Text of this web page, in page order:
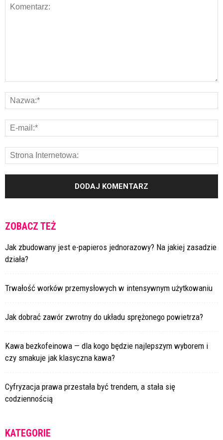
ZOBACZ TEŻ
Jak zbudowany jest e-papieros jednorazowy? Na jakiej zasadzie
działa?
Trwałość worków przemysłowych w intensywnym użytkowaniu
Jak dobrać zawór zwrotny do układu sprężonego powietrza?
Kawa bezkofeinowa — dla kogo będzie najlepszym wyborem i
czy smakuje jak klasyczna kawa?
Cyfryzacja prawa przestała być trendem, a stała się
codziennością
KATEGORIE